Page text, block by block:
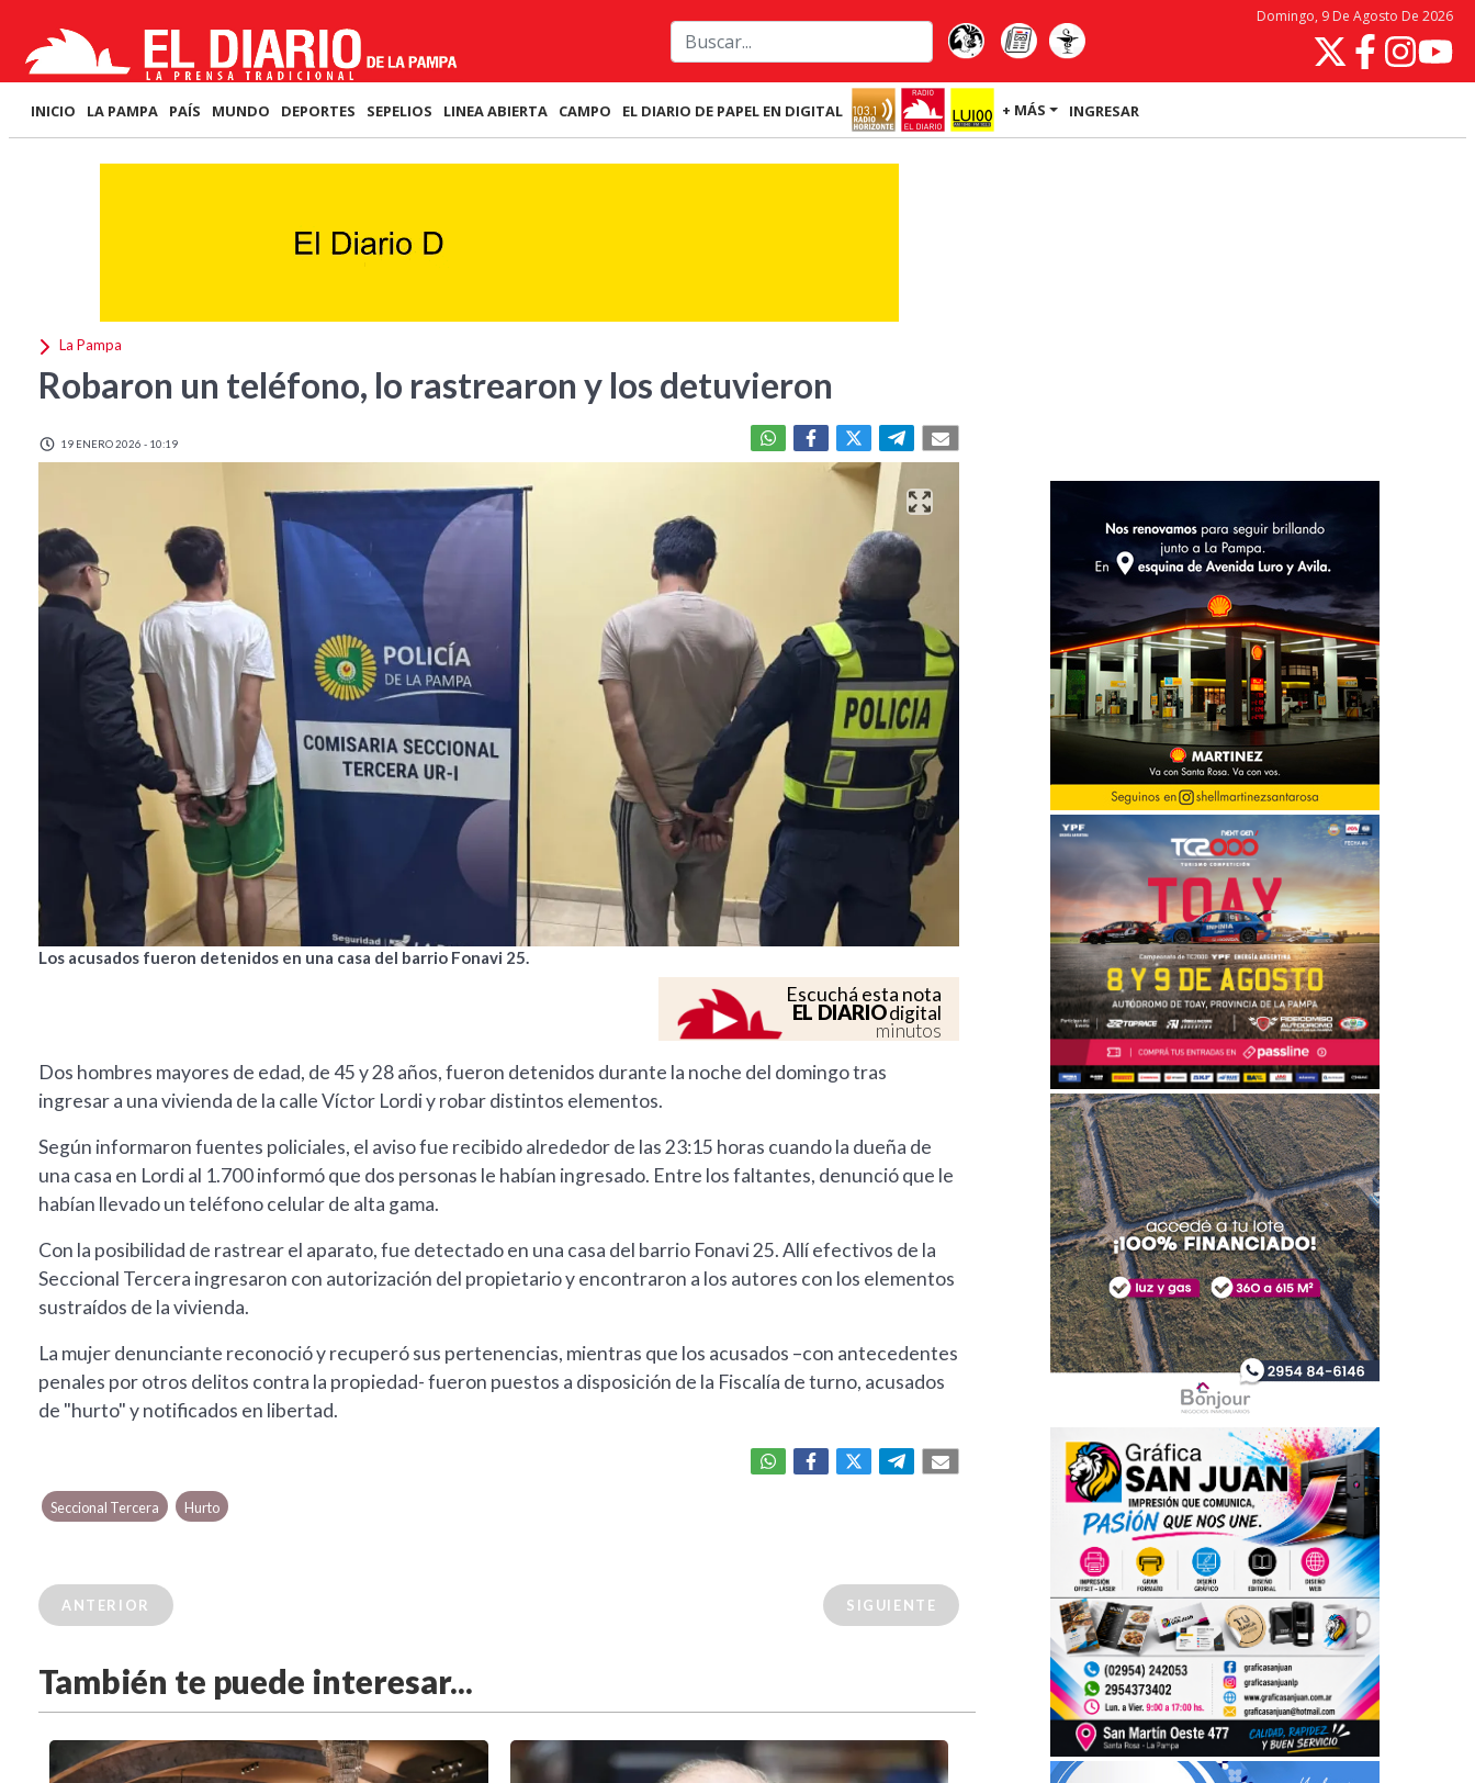
Domingo, 9 De Agosto De 2026
INICIO LA PAMPA PAÍS MUNDO DEPORTES SEPELIOS LINEA ABIERTA CAMPO EL DIARIO DE PAPEL EN DIGITAL + MÁS INGRESAR
La Pampa
Robaron un teléfono, lo rastrearon y los detuvieron
19 ENERO 2026 - 10:19
Los acusados fueron detenidos en una casa del barrio Fonavi 25.
Escuchá esta nota
EL DIARIOdigital
minutos
Dos hombres mayores de edad, de 45 y 28 años, fueron detenidos durante la noche del domingo tras
ingresar a una vivienda de la calle Víctor Lordi y robar distintos elementos.
Según informaron fuentes policiales, el aviso fue recibido alrededor de las 23:15 horas cuando la dueña de
una casa en Lordi al 1.700 informó que dos personas le habían ingresado. Entre los faltantes, denunció que le
habían llevado un teléfono celular de alta gama.
Con la posibilidad de rastrear el aparato, fue detectado en una casa del barrio Fonavi 25. Allí efectivos de la
Seccional Tercera ingresaron con autorización del propietario y encontraron a los autores con los elementos
sustraídos de la vivienda.
La mujer denunciante reconoció y recuperó sus pertenencias, mientras que los acusados –con antecedentes
penales por otros delitos contra la propiedad- fueron puestos a disposición de la Fiscalía de turno, acusados
de "hurto" y notificados en libertad.
Seccional Tercera Hurto
ANTERIOR SIGUIENTE
También te puede interesar...